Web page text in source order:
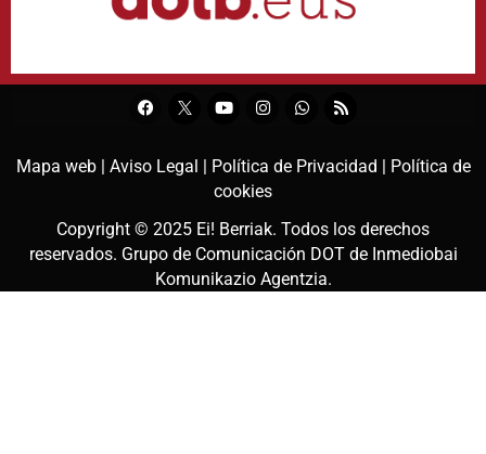
Mapa web | Aviso Legal | Política de Privacidad | Política de
cookies
Copyright © 2025 Ei! Berriak. Todos los derechos
reservados. Grupo de Comunicación DOT de Inmediobai
Komunikazio Agentzia.